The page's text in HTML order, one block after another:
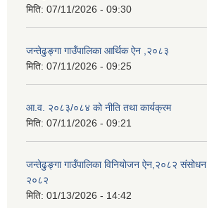
मिति: 07/11/2026 - 09:30
जन्तेढुङ्गा गाउँपालिका आर्थिक ऐन ,२०८३
मिति: 07/11/2026 - 09:25
आ.व. २०८३/०८४ को नीति तथा कार्यक्रम
मिति: 07/11/2026 - 09:21
जन्तेढुङ्गा गाउँपालिका विनियोजन ऐन,२०८२ संसोधन
२०८२
मिति: 01/13/2026 - 14:42